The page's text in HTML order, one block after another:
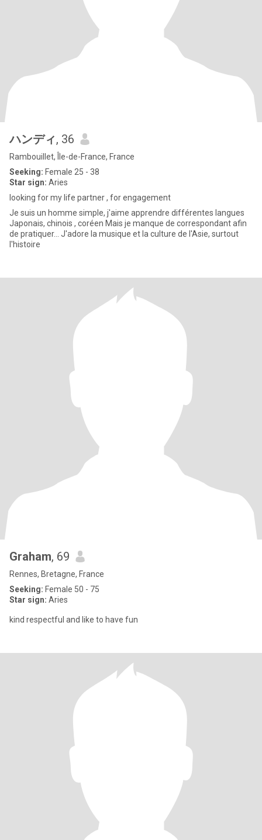
ハンディ, 36
Rambouillet, Île-de-France, France
Seeking: Female 25 - 38
Star sign: Aries
looking for my life partner , for engagement
Je suis un homme simple, j'aime apprendre différentes langues
Japonais, chinois , coréen Mais je manque de correspondant afin
de pratiquer... J'adore la musique et la culture de l'Asie, surtout
l'histoire
Graham, 69
Rennes, Bretagne, France
Seeking: Female 50 - 75
Star sign: Aries
kind respectful and like to have fun